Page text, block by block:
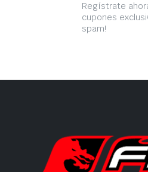
Regístrate
cupones
spam!